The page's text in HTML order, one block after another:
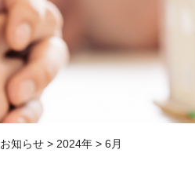
お知らせ > 2024年 > 6月